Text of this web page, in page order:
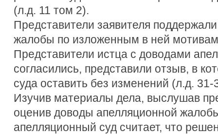
(л.д. 11 том 2).
Представители заявителя
жалобы по изложенным в ней
Представители истца с доводами
согласились, представили отзыв, в
суда оставить без изменений (л.д.
Изучив материалы дела, выслушав
оценив доводы апелляционной
апелляционный суд считает, что